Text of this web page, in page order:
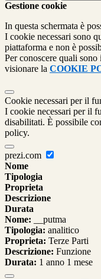
Gestione cookie
In questa schermata è
I cookie necessari sono
piattaforma e non è
Per conoscere quali
visionare la COOKIE
Cookie necessari per il
I cookie necessari per il
disabilitati. È possibile
policy.
prezi.com
Nome
Tipologia
Proprieta
Descrizione
Durata
Nome: __putma
Tipologia: analitico
Proprieta: Terze Parti
Descrizione: Funzione
Durata: 1 anno 1 mese